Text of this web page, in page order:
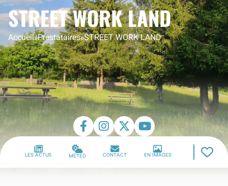
STREET WORK LAND
Accueil»Prestataires»STREET WORK LAND
LES ACTUS MÉTÉO CONTACT EN IMAGES